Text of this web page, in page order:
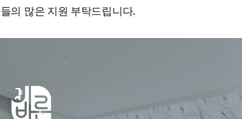
의 많은 지원 부탁드립니다.